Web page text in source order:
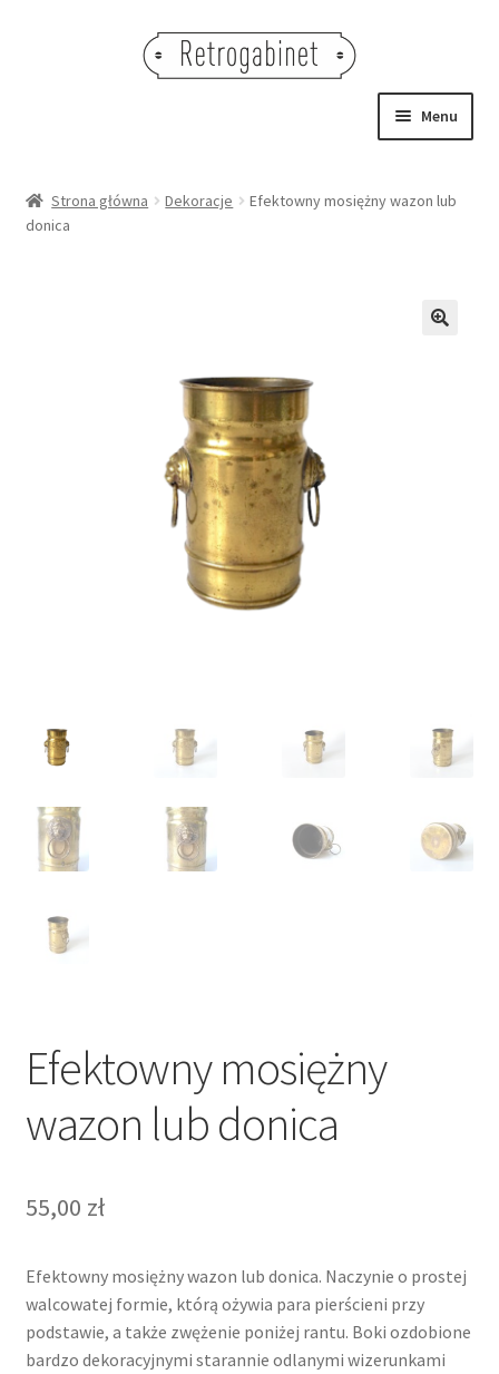
Menu
OBRAZY
Strona główna Dekoracje
Efektowny mosiężny wazon lub
donica
Efektowny mosiężny
wazon lub donica
55,00 zł
Efektowny mosiężny wazon lub donica. Naczynie o prostej
walcowatej formie, którą ożywia para pierścieni przy
podstawie, a także zwężenie poniżej rantu. Boki ozdobione
bardzo dekoracyjnymi starannie odlanymi wizerunkami